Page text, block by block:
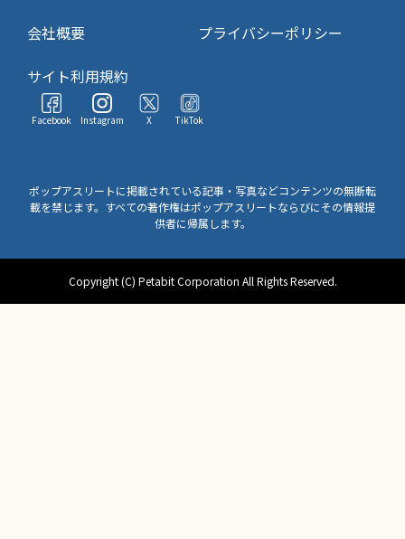
会社概要
プライバシーポリシー
サイト利用規約
Facebook Instagram X TikTok
ポップアスリートに掲載されている記事・写真などコンテンツの無断転
載を禁じます。すべての著作権はポップアスリートならびにその情報提
供者に帰属します。
Copyright (C) Petabit Corporation All Rights Reserved.